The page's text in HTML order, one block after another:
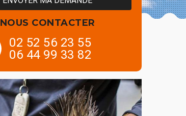
NOUS CONTACTER
02 52 56 23 55
06 44 99 33 82